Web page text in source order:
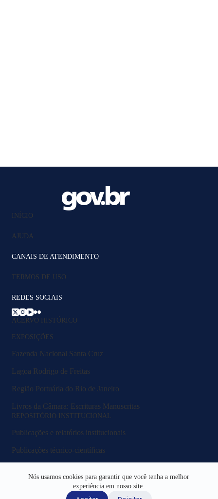
Nós usamos cookies para garantir que você tenha a melhor
experiência em nosso site.
INÍCIO
AJUDA
CANAIS DE ATENDIMENTO
TERMOS DE USO
REDES SOCIAIS
ACERVO HISTÓRICO
EXPOSIÇÕES
Fazenda Nacional Santa Cruz
Lagoa Rodrigo de Freitas
Região Portuária do Rio de Janeiro
Livros da Câmara: Escrituras Manuscritas
REPOSITÓRIO INSTITUCIONAL
Publicações e relatórios institucionais
Publicações técnico-científicas
Fluxos e procedimentos